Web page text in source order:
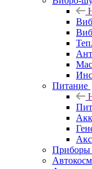
Питание
Приборы